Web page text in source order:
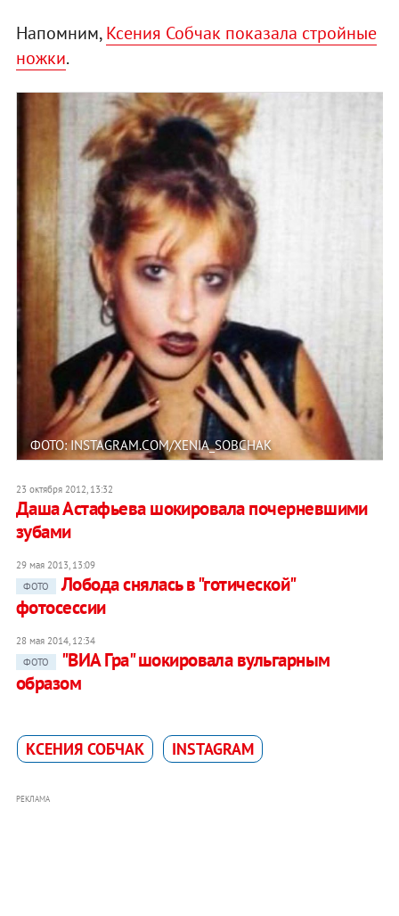
Напомним,Ксения Собчак показала стройные
ножки.
ФОТО: INSTAGRAM.COM/XENIA_SOBCHAK
23 октября 2012, 13:32
Даша Астафьева шокировала почерневшими
зубами
29 мая 2013, 13:09
ФОТО
Лобода снялась в "готической"
фотосессии
28 мая 2014, 12:34
ФОТО
"ВИА Гра" шокировала вульгарным
образом
КСЕНИЯ СОБЧАК INSTAGRAM
РЕКЛАМА